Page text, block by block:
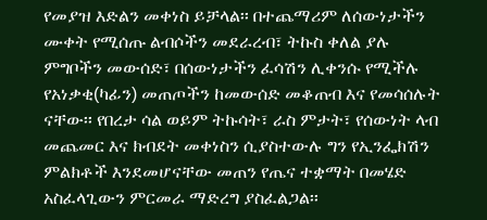
የመያዝ እድልን መቀነስ ይቻላል፡፡ በተጨማሪም ለሰውነታችን
ሙቀት የሚሰጡ ልብሶችን መደራረብ፣ ትኩስ ቀለል ያሉ
ምግቦችን መውሰድ፣ በሰውነታችን ፈሳሽን ሊቀንሱ የሚችሉ
የአነቃቂ(ካፊን) መጠጦችን ከመውሰድ መቆጠብ እና የመሳሰሉት
ናቸው፡፡ የበረታ ሳል ወይም ትኩሳት፣ ራስ ምታት፣ የሰውነት ላብ
መጨመር እና ክብደት መቀነስን ሲያስተውሉ ግን የኢንፌክሽን
ምልክቶች እንደመሆናቸው መጠን የጤና ተቋማት በመሄድ
አስፈላጊውን ምርመራ ማድረግ ያስፈልጋል፡፡